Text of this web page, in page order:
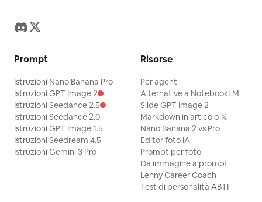
Prompt
Istruzioni Nano Banana Pro
Istruzioni GPT Image 2
Istruzioni Seedance 2.5
Istruzioni Seedance 2.0
Istruzioni GPT Image 1.5
Istruzioni Seedream 4.5
Istruzioni Gemini 3 Pro
Risorse
Per agent
Alternative a NotebookLM
Slide GPT Image 2
Markdown in articolo 𝕏
Nano Banana 2 vs Pro
Editor foto IA
Prompt per foto
Da immagine a prompt
Lenny Career Coach
Test di personalità ABTI